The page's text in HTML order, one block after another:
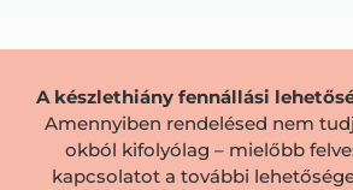
A készlethiány fennállási
Amennyiben rendelésed nem
okból kifolyólag – mielőbb
kapcsolatot a további